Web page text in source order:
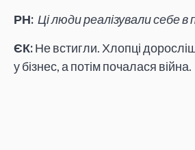
РН: Ці люди реалізували себе в
ЄК:Не встигли. Хлопці
у бізнес, а потім почалася війна.